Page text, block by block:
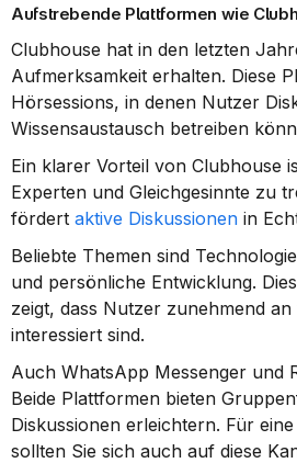
Aufstrebende Plattformen wie
Clubhouse hat in den letzten
Aufmerksamkeit erhalten. Diese
Hörsessions, in denen Nutzer
Wissensaustausch betreiben
Ein klarer Vorteil von Clubhouse
Experten und Gleichgesinnte zu
fördert aktive Diskussionen in
Beliebte Themen sind
und persönliche Entwicklung.
zeigt, dass Nutzer zunehmend
interessiert sind.
Auch WhatsApp Messenger und
Beide Plattformen bieten
Diskussionen erleichtern. Für
sollten Sie sich auch auf diese